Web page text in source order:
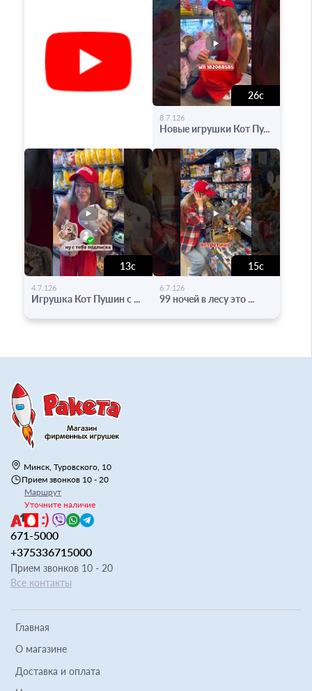
26с
8.7.126
Новые игрушки Кот Пу...
13с
4.7.126
Игрушка Кот Пушин с ...
15с
6.7.126
99 ночей в лесу это ...
Главная
О магазине
Доставка и оплата
Минск, Туровского, 10
Прием звонков 10 - 20
Маршрут
Уточните наличие
671-5000
+375336715000
Прием звонков 10 - 20
Все контакты